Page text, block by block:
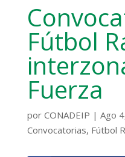
Fútbol
Fuerza
por CONADEIP | Ago
Convocatorias, Fútbol